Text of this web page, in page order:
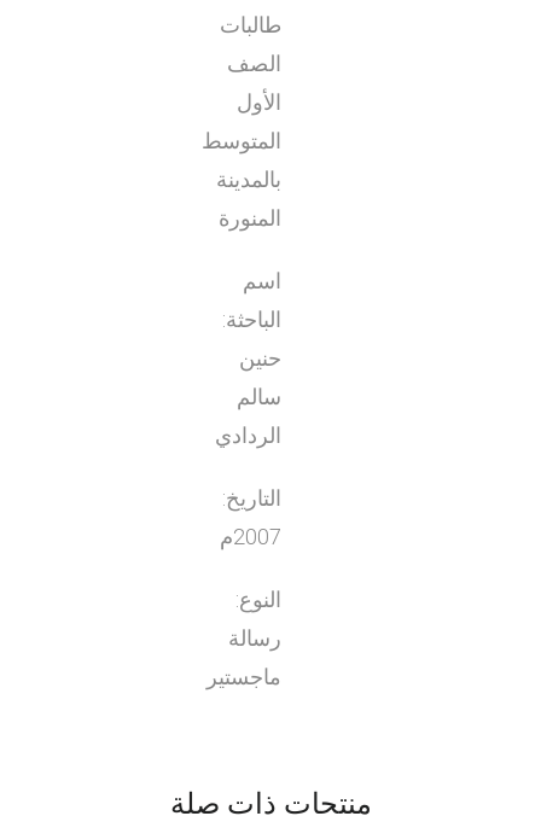
طالبات
الصف
الأول
المتوسط
بالمدينة
المنورة
اسم
الباحثة:
حنين
سالم
الردادي
التاريخ:
2007م
النوع:
رسالة
ماجستير
منتجات ذات صلة